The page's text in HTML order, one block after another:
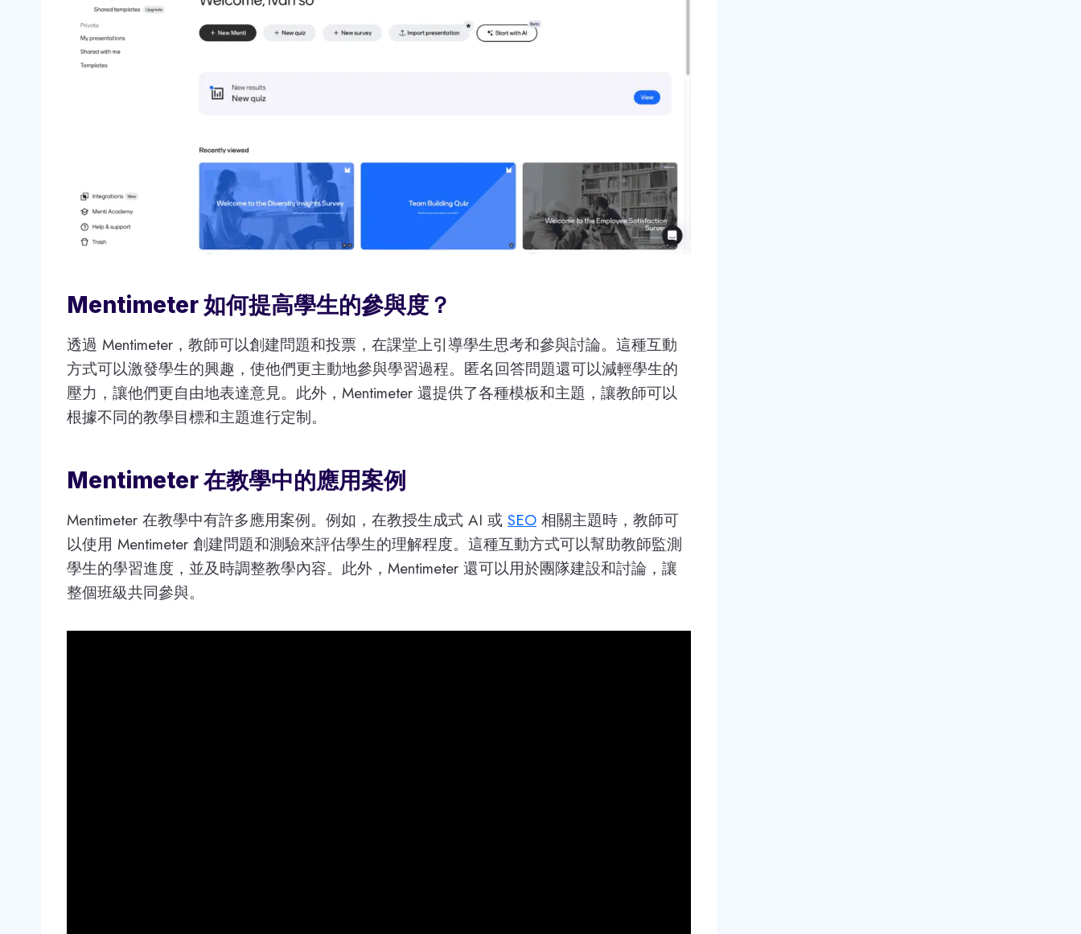
Mentimeter 如何提高學生的參與度？
透過 Mentimeter，教師可以創建問題和投票，在課堂上引導學生思考和參與討論。這種互動
方式可以激發學生的興趣，使他們更主動地參與學習過程。匿名回答問題還可以減輕學生的
壓力，讓他們更自由地表達意見。此外，Mentimeter 還提供了各種模板和主題，讓教師可以
根據不同的教學目標和主題進行定制。
Mentimeter 在教學中的應用案例
Mentimeter 在教學中有許多應用案例。例如，在教授生成式 AI 或 SEO 相關主題時，教師可
以使用 Mentimeter 創建問題和測驗來評估學生的理解程度。這種互動方式可以幫助教師監測
學生的學習進度，並及時調整教學內容。此外，Mentimeter 還可以用於團隊建設和討論，讓
整個班級共同參與。